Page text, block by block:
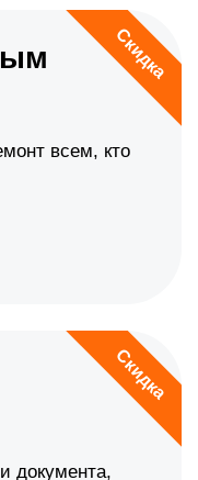
Скидка
всем, кто
Скидка
документа,